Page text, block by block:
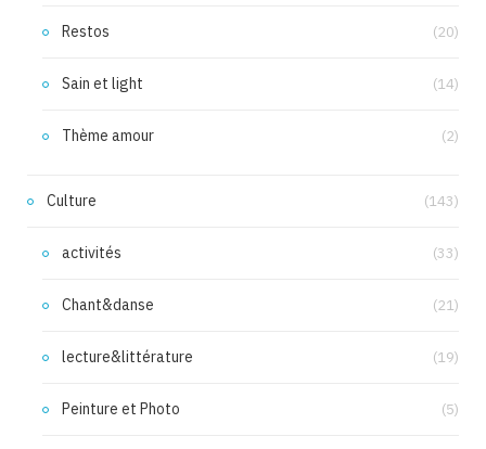
Restos (20)
Sain et light (14)
Thème amour (2)
Culture (143)
activités (33)
Chant&danse (21)
lecture&littérature (19)
Peinture et Photo (5)